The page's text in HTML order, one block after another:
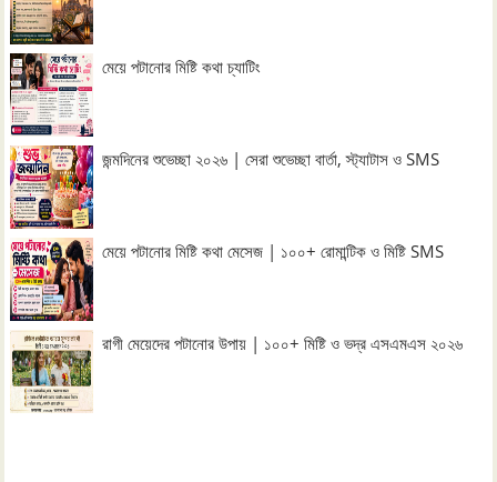
মেয়ে পটানোর মিষ্টি কথা চ্যাটিং
জন্মদিনের শুভেচ্ছা ২০২৬ | সেরা শুভেচ্ছা বার্তা, স্ট্যাটাস ও SMS
মেয়ে পটানোর মিষ্টি কথা মেসেজ | ১০০+ রোমান্টিক ও মিষ্টি SMS
রাগী মেয়েদের পটানোর উপায় | ১০০+ মিষ্টি ও ভদ্র এসএমএস ২০২৬